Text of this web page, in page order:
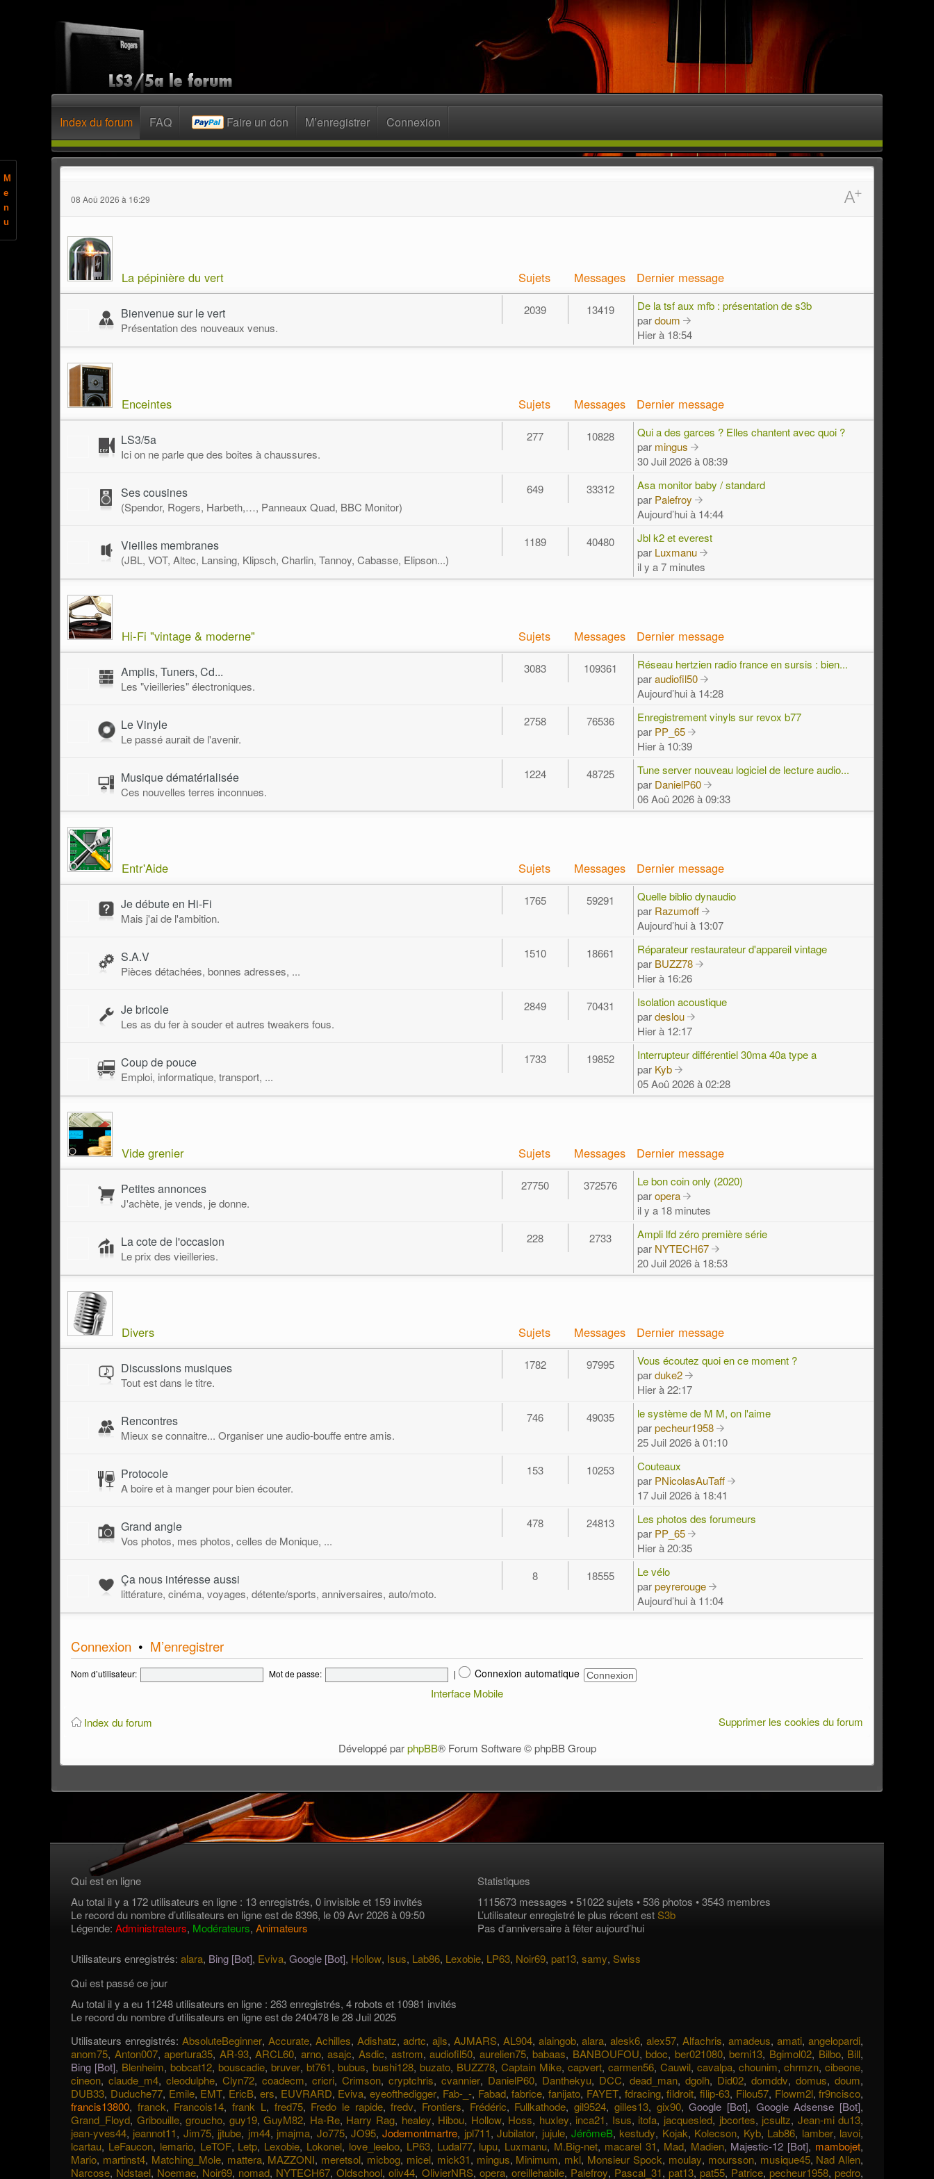
M
e
n
u
Index du forum FAQ Faire un don M’enregistrer Connexion
08 Aoû 2026 à 16:29
La pépinière du vert Sujets Messages Dernier message
Bienvenue sur le vert
Présentation des nouveaux venus.
2039 13419
De la tsf aux mfb : présentation de s3b
pardoum
Hier à 18:54
Enceintes Sujets Messages Dernier message
LS3/5a
Ici on ne parle que des boites à chaussures.
277 10828
Qui a des garces ? Elles chantent avec quoi ?
par mingus
30 Juil 2026 à 08:39
Ses cousines
(Spendor, Rogers, Harbeth,…, Panneaux Quad, BBC Monitor)
649 33312
Asa monitor baby / standard
par Palefroy
Aujourd’hui à 14:44
Vieilles membranes
(JBL, VOT, Altec, Lansing, Klipsch, Charlin, Tannoy, Cabasse, Elipson...)
1189 40480
Jbl k2 et everest
par Luxmanu
il y a 7 minutes
Hi-Fi "vintage & moderne" Sujets Messages Dernier message
Amplis, Tuners, Cd...
Les "vieilleries" électroniques.
3083 109361
Réseau hertzien radio france en sursis : bien...
paraudiofil50
Aujourd’hui à 14:28
Le Vinyle
Le passé aurait de l'avenir.
2758 76536
Enregistrement vinyls sur revox b77
par PP_65
Hier à 10:39
Musique dématérialisée
Ces nouvelles terres inconnues.
1224 48725
Tune server nouveau logiciel de lecture audio...
par DanielP60
06 Aoû 2026 à 09:33
Entr'Aide Sujets Messages Dernier message
Je débute en Hi-Fi
Mais j'ai de l'ambition.
1765 59291
Quelle biblio dynaudio
par Razumoff
Aujourd’hui à 13:07
S.A.V
Pièces détachées, bonnes adresses, ...
1510 18661
Réparateur restaurateur d'appareil vintage
par BUZZ78
Hier à 16:26
Je bricole
Les as du fer à souder et autres tweakers fous.
2849 70431
Isolation acoustique
pardeslou
Hier à 12:17
Coup de pouce
Emploi, informatique, transport, ...
1733 19852
Interrupteur différentiel 30ma 40a type a
par Kyb
05 Aoû 2026 à 02:28
Vide grenier Sujets Messages Dernier message
Petites annonces
J'achète, je vends, je donne.
27750 372576
Le bon coin only (2020)
paropera
il y a 18 minutes
La cote de l'occasion
Le prix des vieilleries.
228 2733
Ampli lfd zéro première série
par NYTECH67
20 Juil 2026 à 18:53
Divers Sujets Messages Dernier message
Discussions musiques
Tout est dans le titre.
1782 97995
Vous écoutez quoi en ce moment ?
parduke2
Hier à 22:17
Rencontres
Mieux se connaitre... Organiser une audio-bouffe entre amis.
746 49035
le système de M M, on l'aime
parpecheur1958
25 Juil 2026 à 01:10
Protocole
A boire et à manger pour bien écouter.
153 10253
Couteaux
par PNicolasAuTaff
17 Juil 2026 à 18:41
Grand angle
Vos photos, mes photos, celles de Monique, ...
478 24813
Les photos des forumeurs
par PP_65
Hier à 20:35
Ça nous intéresse aussi
littérature, cinéma, voyages, détente/sports, anniversaires, auto/moto.
8 18555
Le vélo
parpeyrerouge
Aujourd’hui à 11:04
Connexion • M’enregistrer
Nom d’utilisateur: Mot de passe: | Connexion automatique
Interface Mobile
Index du forum
Supprimer les cookies du forum
Développé parphpBB® Forum Software © phpBB Group
Qui est en ligne
Au total il y a 172 utilisateurs en ligne : 13 enregistrés, 0 invisible et 159 invités
Le record du nombre d’utilisateurs en ligne est de 8396, le 09 Avr 2026 à 09:50
Légende: Administrateurs, Modérateurs, Animateurs
Statistiques
1115673 messages • 51022 sujets • 536 photos • 3543 membres
L’utilisateur enregistré le plus récent estS3b
Pas d’anniversaire à fêter aujourd’hui
Utilisateurs enregistrés: alara, Bing [Bot], Eviva, Google [Bot], Hollow, Isus, Lab86, Lexobie, LP63, Noir69, pat13, samy, Swiss
Qui est passé ce jour
Au total il y a eu 11248 utilisateurs en ligne : 263 enregistrés, 4 robots et 10981 invités
Le record du nombre d’utilisateurs en ligne est de 240478 le 28 Juil 2025
Utilisateurs enregistrés: AbsoluteBeginner, Accurate, Achilles, Adishatz, adrtc, ajls, AJMARS, AL904, alaingob,alara,alesk6,alex57,Alfachris,amadeus,amati,angelopardi,
anom75, Anton007,apertura35, AR-93,ARCL60, arno,asajc, Asdic, astrom,audiofil50, aurelien75,babaas, BANBOUFOU,bdoc, ber021080,berni13, Bgimol02, Bilbo, Bill,
Bing [Bot], Blenheim,bobcat12,bouscadie,bruver,bt761,bubus, bushi128, buzato, BUZZ78, Captain Mike, capvert, carmen56, Cauwil, cavalpa,chounim,chrmzn,cibeone,
cineon, claude_m4, cleodulphe, Clyn72, coadecm, cricri, Crimson, cryptchris, cvannier, DanielP60, Danthekyu, DCC, dead_man, dgolh, Did02, domddv, domus, doum,
DUB33, Duduche77, Emile, EMT, EricB, ers, EUVRARD, Eviva, eyeofthedigger, Fab-_-, Fabad,fabrice, fanijato, FAYET, fdracing,fildroit, filip-63, Filou57, Flowm2l,fr9ncisco,
francis13800, franck, Francois14,frank L, fred75, Fredo le rapide,fredv, Frontiers, Frédéric, Fullkathode,gil9524, gilles13, gix90,Google [Bot], Google Adsense [Bot],
Grand_Floyd, Gribouille,groucho, guy19,GuyM82, Ha-Re, Harry Rag, healey, Hibou, Hollow, Hoss, huxley, inca21, Isus, itofa, jacquesled, jbcortes, jcsultz, Jean-mi du13,
jean-yves44, jeannot11, Jim75, jjtube, jm44, jmajma, Jo775, JO95,Jodemontmartre, jpl711,Jubilator, jujule,JérômeB, kestudy, Kojak, Kolecson, Kyb, Lab86, lamber, lavoi,
lcartau, LeFaucon, lemario, LeTOF, Letp, Lexobie, Lokonel, love_leeloo, LP63, Ludal77, lupu, Luxmanu, M.Big-net, macarel 31, Mad, Madien, Majestic-12 [Bot], mambojet,
Mario, martinst4, Matching_Mole, mattera, MAZZONI, meretsol, micbog, micel, mick31, mingus, Minimum, mkl, Monsieur Spock, moulay, moursson, musique45, Nad Allen,
Narcose, Ndstael, Noemae, Noir69, nomad, NYTECH67,Oldschool,oliv44, OlivierNRS, opera, oreillehabile, Palefroy, Pascal_31, pat13, pat55, Patrice, pecheur1958,pedro,